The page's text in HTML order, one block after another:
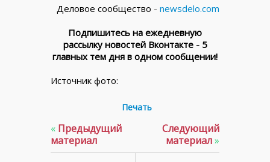
Деловое сообщество - newsdelo.com
Подпишитесь на ежедневную
рассылку новостей Вконтакте - 5
главных тем дня в одном сообщении!
Источник фото:
Печать
« Предыдущий
материал
Следующий
материал»